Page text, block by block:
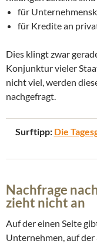
für
für Kredite an
Dies klingt zwar
Konjunktur vieler
nicht viel, werden
nachgefragt.
Surftipp: Die
Nachfrage
zieht nicht an
Auf der einen Seite
Unternehmen, auf